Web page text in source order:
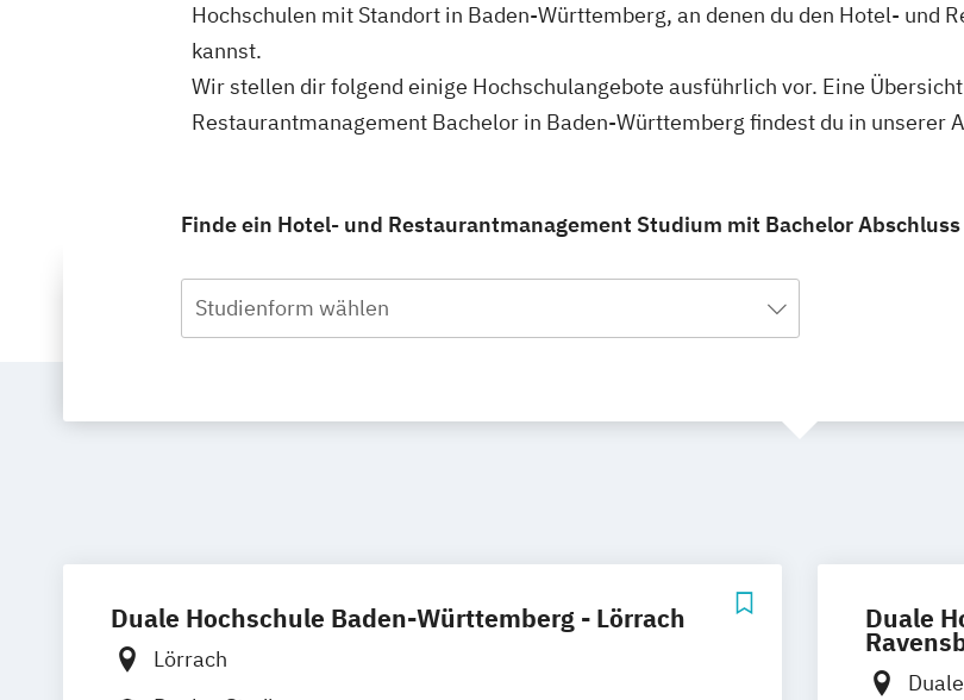
Hochschulen mit Standort in Baden-Württemberg, an denen du den Hotel- und
kannst.
Wir stellen dir folgend einige Hochschulangebote ausführlich vor. Eine
Restaurantmanagement Bachelor in Baden-Württemberg findest du in unserer
Finde ein Hotel- und Restaurantmanagement Studium mit Bachelor
Studienform wählen
Duale Hochschule Baden-Württemberg - Lörrach
Lörrach
Duale